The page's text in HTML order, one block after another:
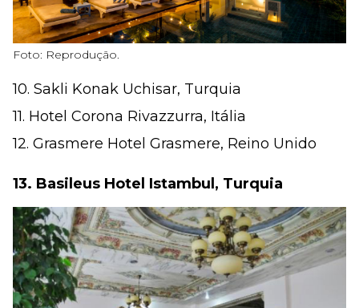
Foto: Reprodução.
10. Sakli Konak Uchisar, Turquia
11. Hotel Corona Rivazzurra, Itália
12. Grasmere Hotel Grasmere, Reino Unido
13. Basileus Hotel Istambul, Turquia